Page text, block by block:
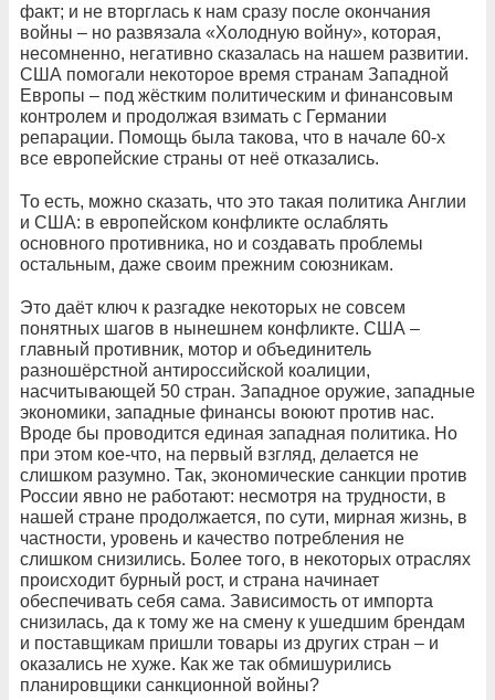
факт; и не вторглась к нам сразу после окончания
войны – но развязала «Холодную войну», которая,
несомненно, негативно сказалась на нашем развитии.
США помогали некоторое время странам Западной
Европы – под жёстким политическим и финансовым
контролем и продолжая взимать с Германии
репарации. Помощь была такова, что в начале 60-х
все европейские страны от неё отказались.
То есть, можно сказать, что это такая политика Англии
и США: в европейском конфликте ослаблять
основного противника, но и создавать проблемы
остальным, даже своим прежним союзникам.
Это даёт ключ к разгадке некоторых не совсем
понятных шагов в нынешнем конфликте. США –
главный противник, мотор и объединитель
разношёрстной антироссийской коалиции,
насчитывающей 50 стран. Западное оружие, западные
экономики, западные финансы воюют против нас.
Вроде бы проводится единая западная политика. Но
при этом кое-что, на первый взгляд, делается не
слишком разумно. Так, экономические санкции против
России явно не работают: несмотря на трудности, в
нашей стране продолжается, по сути, мирная жизнь, в
частности, уровень и качество потребления не
слишком снизились. Более того, в некоторых отраслях
происходит бурный рост, и страна начинает
обеспечивать себя сама. Зависимость от импорта
снизилась, да к тому же на смену к ушедшим брендам
и поставщикам пришли товары из других стран – и
оказались не хуже. Как же так обмишурились
планировщики санкционной войны?